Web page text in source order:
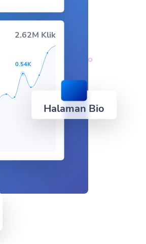
2.62M Klik
0.54K
Halaman Bio